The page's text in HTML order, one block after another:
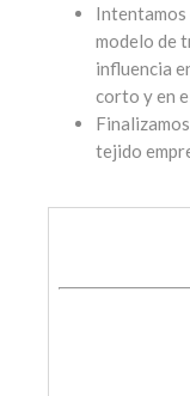
Intentamos
modelo de
influencia
corto y en
tejido